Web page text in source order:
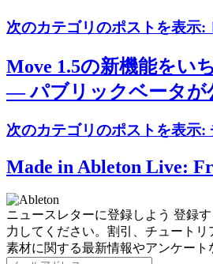
次のカテゴリのポストを表示:
Move 1.5の新機能をい
— パブリックベータが
次のカテゴリのポストを表示:
Made in Ableton Live:
ニュースレターに登録しよう 登録
力してください。割引、チュート
素材に関する最新情報やアンケート